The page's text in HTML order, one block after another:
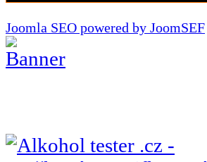
Joomla SEO powered by JoomSEF